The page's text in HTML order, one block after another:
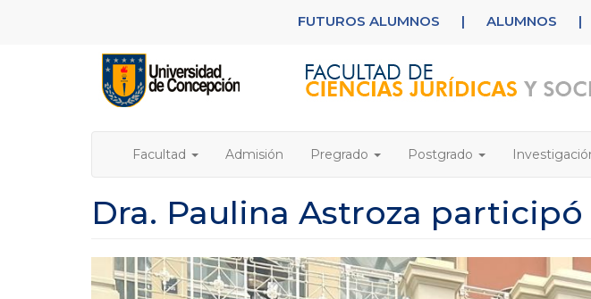
FUTUROS ALUMNOS | ALUMNOS |
Facultad Admisión Pregrado Postgrado
Dra. Paulina Astroza